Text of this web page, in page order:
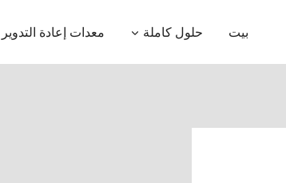
بيت حلول كاملة معدات إعادة التدوير